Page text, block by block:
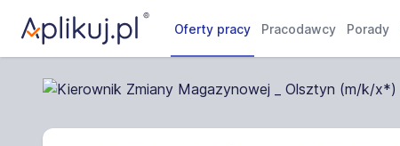
Oferty pracy Pracodawcy Porady